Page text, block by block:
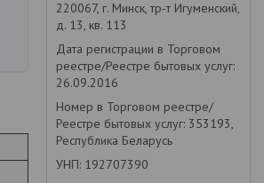
220067, г. Минск, тр-т Игуменский,
д. 13, кв. 113
Дата регистрации в Торговом
реестре/Реестре бытовых услуг:
26.09.2016
Номер в Торговом реестре/
Реестре бытовых услуг: 353193,
Республика Беларусь
УНП: 192707390